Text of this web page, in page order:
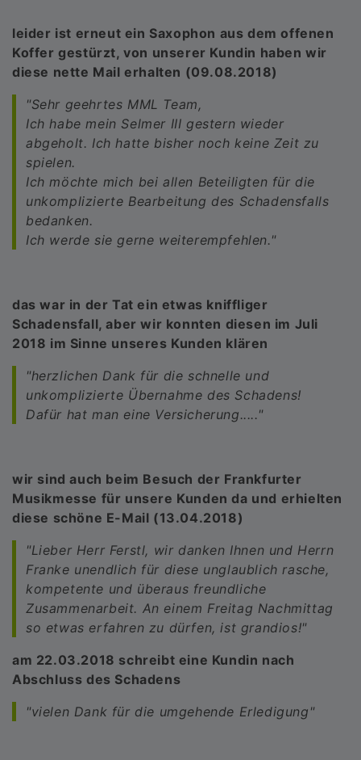
leider ist erneut ein Saxophon aus dem offenen
Koffer gestürzt, von unserer Kundin haben wir
diese nette Mail erhalten (09.08.2018)
"Sehr geehrtes MML Team,
Ich habe mein Selmer III gestern wieder
abgeholt. Ich hatte bisher noch keine Zeit zu
spielen.
Ich möchte mich bei allen Beteiligten für die
unkomplizierte Bearbeitung des Schadensfalls
bedanken.
Ich werde sie gerne weiterempfehlen."
das war in der Tat ein etwas kniffliger
Schadensfall, aber wir konnten diesen im Juli
2018 im Sinne unseres Kunden klären
"herzlichen Dank für die schnelle und
unkomplizierte Übernahme des Schadens!
Dafür hat man eine Versicherung....."
wir sind auch beim Besuch der Frankfurter
Musikmesse für unsere Kunden da und erhielten
diese schöne E-Mail (13.04.2018)
"Lieber Herr Ferstl, wir danken Ihnen und Herrn
Franke unendlich für diese unglaublich rasche,
kompetente und überaus freundliche
Zusammenarbeit. An einem Freitag Nachmittag
so etwas erfahren zu dürfen, ist grandios!"
am 22.03.2018 schreibt eine Kundin nach
Abschluss des Schadens
"vielen Dank für die umgehende Erledigung"